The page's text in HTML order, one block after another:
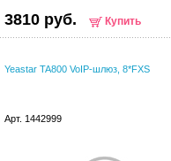
3810 руб. Купить
Yeastar TA800 VoIP-шлюз, 8*FXS
Арт. 1442999